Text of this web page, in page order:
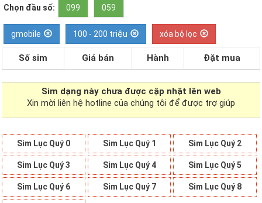
Chọn đầu số: 099 059
gmobile 100 - 200 triệu xóa bộ lọc
Số sim Giá bán Hành Đặt mua
Sim dạng này chưa được cập nhật lên web
Xin mời liên hệ hotline của chúng tôi để được trợ giúp
Sim Lục Quý 0 Sim Lục Quý 1 Sim Lục Quý 2
Sim Lục Quý 3 Sim Lục Quý 4 Sim Lục Quý 5
Sim Lục Quý 6 Sim Lục Quý 7 Sim Lục Quý 8